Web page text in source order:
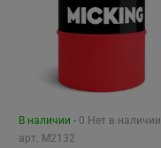
В наличии - 0 Нет в наличии
арт. M2132